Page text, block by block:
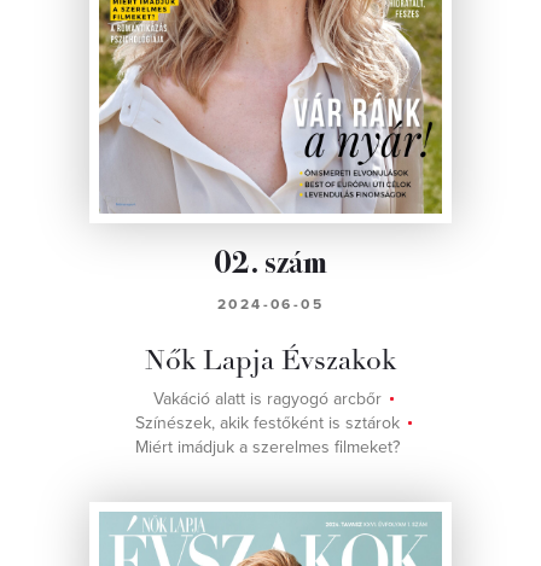
02. szám
2024-06-05
Nők Lapja Évszakok
Vakáció alatt is ragyogó arcbőr
Színészek, akik festőként is sztárok
Miért imádjuk a szerelmes filmeket?